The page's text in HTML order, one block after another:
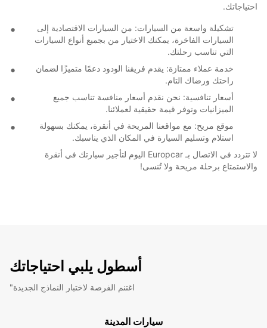
احتياجاتك.
تشكيلة واسعة من السيارات: من السيارات الاقتصادية إلى
السيارات الفاخرة، يمكنك الاختيار من بجميع أنواع السيارات
التي تناسب رحلتك.
خدمة عملاء ممتازة: يقدم فريقنا الودود دعمًا متميزًا لضمان
راحتك ورضاك التام.
أسعار تنافسية: نحن نقدم أسعار منافسة تناسب جميع
الميزانيات وتوفر قيمة حقيقية لعملائنا.
موقع مريح: مع مواقعنا المريحة في أنقرة، يمكنك بسهولة
استلام وتسليم السيارة في المكان الذي يناسبك.
لا تتردد في الاتصال بـ Europcar اليوم لتأجير سيارتك في أنقرة
والاستمتاع برحلة مريحة ولا تُنسى!
أسطول يلبي احتياجاتك
"اغتنم الفرصة لاختبار النماذج الجديدة
سيارات المدينة